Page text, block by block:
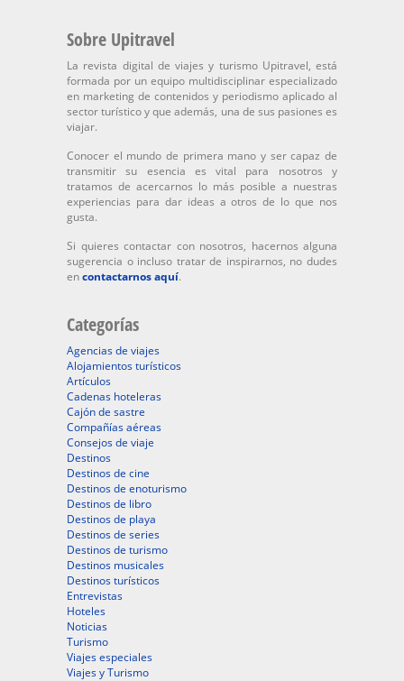
Sobre Upitravel
La revista digital de viajes y turismo Upitravel, está
formada por un equipo multidisciplinar especializado
en marketing de contenidos y periodismo aplicado al
sector turístico y que además, una de sus pasiones es
viajar.
Conocer el mundo de primera mano y ser capaz de
transmitir su esencia es vital para nosotros y
tratamos de acercarnos lo más posible a nuestras
experiencias para dar ideas a otros de lo que nos
gusta.
Si quieres contactar con nosotros, hacernos alguna
sugerencia o incluso tratar de inspirarnos, no dudes
encontactarnos aquí.
Categorías
Agencias de viajes
Alojamientos turísticos
Artículos
Cadenas hoteleras
Cajón de sastre
Compañías aéreas
Consejos de viaje
Destinos
Destinos de cine
Destinos de enoturismo
Destinos de libro
Destinos de playa
Destinos de series
Destinos de turismo
Destinos musicales
Destinos turísticos
Entrevistas
Hoteles
Noticias
Turismo
Viajes especiales
Viajes y Turismo